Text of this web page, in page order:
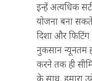
इन्हें अत्यधिक
योजना बना
दिशा और
नुकसान न्यूनतम
करने तक ही
के साथ, हमारा